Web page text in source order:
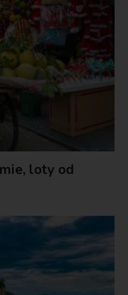
loty od